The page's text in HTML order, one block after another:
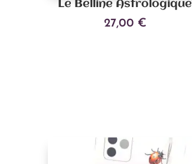
Le Belline Astrologique
27,00 €